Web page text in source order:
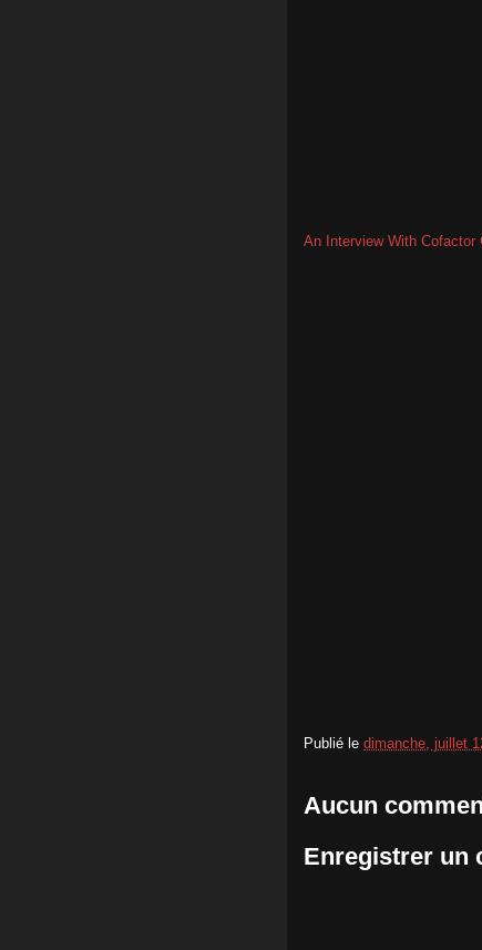
An Interview With Cofactor
Publié le dimanche, juillet
Aucun
Enregistrer un